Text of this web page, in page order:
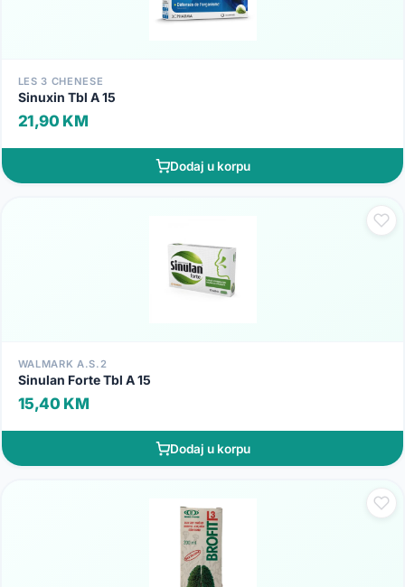
LES 3 CHENESE
Sinuxin Tbl A 15
21,90 KM
Dodaj u korpu
WALMARK A.S.2
Sinulan Forte Tbl A 15
15,40 KM
Dodaj u korpu